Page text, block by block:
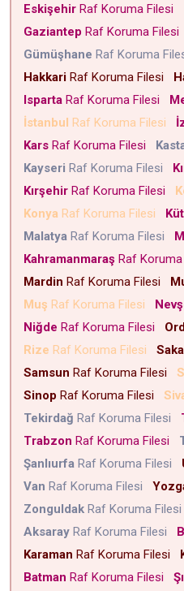
Eskişehir Raf Koruma Filesi
Gaziantep Raf Koruma Filesi
Gümüşhane Raf Koruma
Hakkari Raf Koruma Filesi
Isparta Raf Koruma Filesi
İstanbul Raf Koruma Filesi
Kars Raf Koruma Filesi
Kayseri Raf Koruma Filesi
Kırşehir Raf Koruma Filesi
Konya Raf Koruma Filesi
Malatya Raf Koruma Filesi
Kahramanmaraş Raf Koruma
Mardin Raf Koruma Filesi
Muş Raf Koruma Filesi
Niğde Raf Koruma Filesi
Rize Raf Koruma Filesi
Samsun Raf Koruma Filesi
Sinop Raf Koruma Filesi
Tekirdağ Raf Koruma Filesi
Trabzon Raf Koruma Filesi
Şanlıurfa Raf Koruma Filesi
Van Raf Koruma Filesi
Zonguldak Raf Koruma Filesi
Aksaray Raf Koruma Filesi
Karaman Raf Koruma Filesi
Batman Raf Koruma Filesi